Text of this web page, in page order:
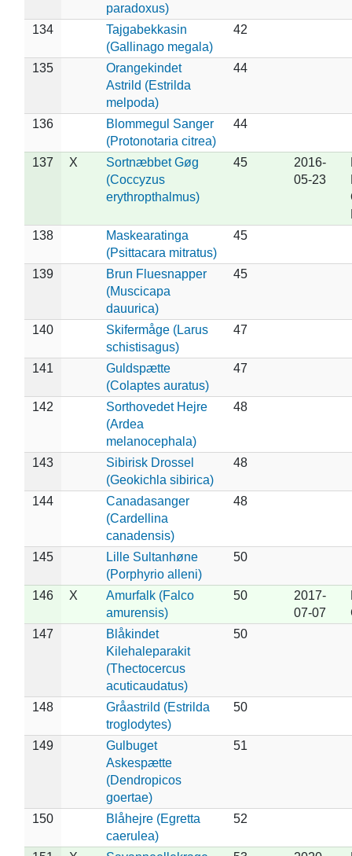
paradoxus)
134
Tajgabekkasin
(Gallinago megala)
42
135
Orangekindet
Astrild (Estrilda
melpoda)
44
136
Blommegul Sanger
(Protonotaria citrea)
44
137 X
Sortnæbbet Gøg
(Coccyzus
erythropthalmus)
45
2016-
05-23
138
Maskearatinga
(Psittacara mitratus)
45
139
Brun Fluesnapper
(Muscicapa
dauurica)
45
140
Skifermåge (Larus
schistisagus)
47
141
Guldspætte
(Colaptes auratus)
47
142
Sorthovedet Hejre
(Ardea
melanocephala)
48
143
Sibirisk Drossel
(Geokichla sibirica)
48
144
Canadasanger
(Cardellina
canadensis)
48
145
Lille Sultanhøne
(Porphyrio alleni)
50
146 X
Amurfalk (Falco
amurensis)
50
2017-
07-07
147
Blåkindet
Kilehaleparakit
(Thectocercus
acuticaudatus)
50
148
Gråastrild (Estrilda
troglodytes)
50
149
Gulbuget
Askespætte
(Dendropicos
goertae)
51
150
Blåhejre (Egretta
caerulea)
52